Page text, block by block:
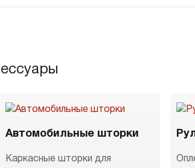
Автомобильные шторки
Каркасные шторки для